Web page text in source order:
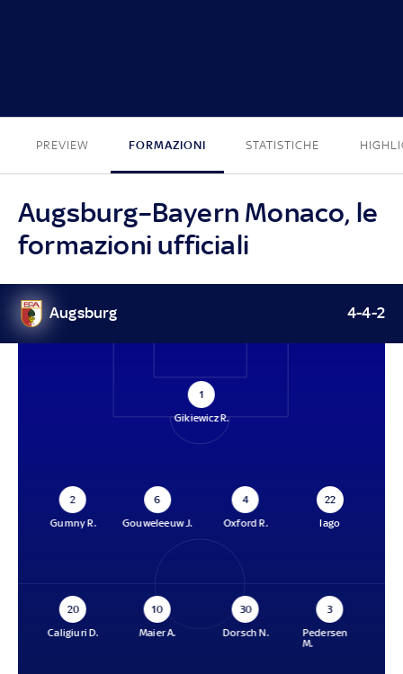
PREVIEW FORMAZIONI STATISTICHE
Augsburg–Bayern Monaco, le
formazioni ufficiali
Augsburg 4-4-2
1
Gikiewicz R.
2
Gumny R.
6
Gouweleeuw J.
4
Oxford R.
22
Iago
20
Caligiuri D.
10
Maier A.
30
Dorsch N.
3
Pedersen
M.